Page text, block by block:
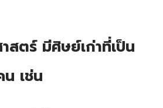
สตร์ มีศิษย์เก่าที่เป็น
เช่น